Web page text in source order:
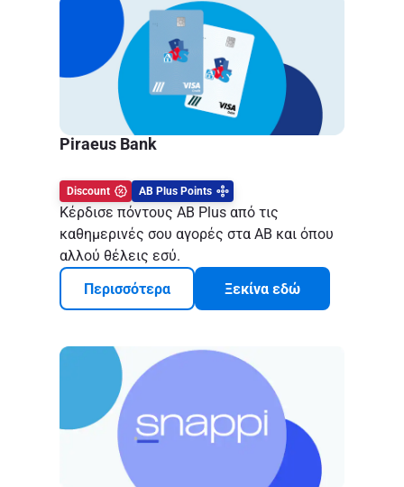
Piraeus Bank
Discount ΑΒ Plus Points
Κέρδισε πόντους AB Plus από τις
καθημερινές σου αγορές στα ΑΒ και όπου
αλλού θέλεις εσύ.
Περισσότερα
Ξεκίνα εδώ